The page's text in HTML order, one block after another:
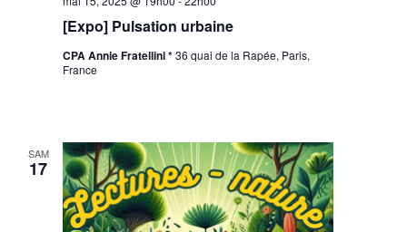
[Expo] Pulsation urbaine
CPA Annie Fratellini *36 quai de la Rapée, Paris,
France
SAM
17